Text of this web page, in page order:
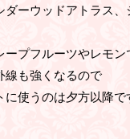
ダーウッドアトラス、
ープフルーツやレモン
線も強くなるので
に使うのは夕方以降で